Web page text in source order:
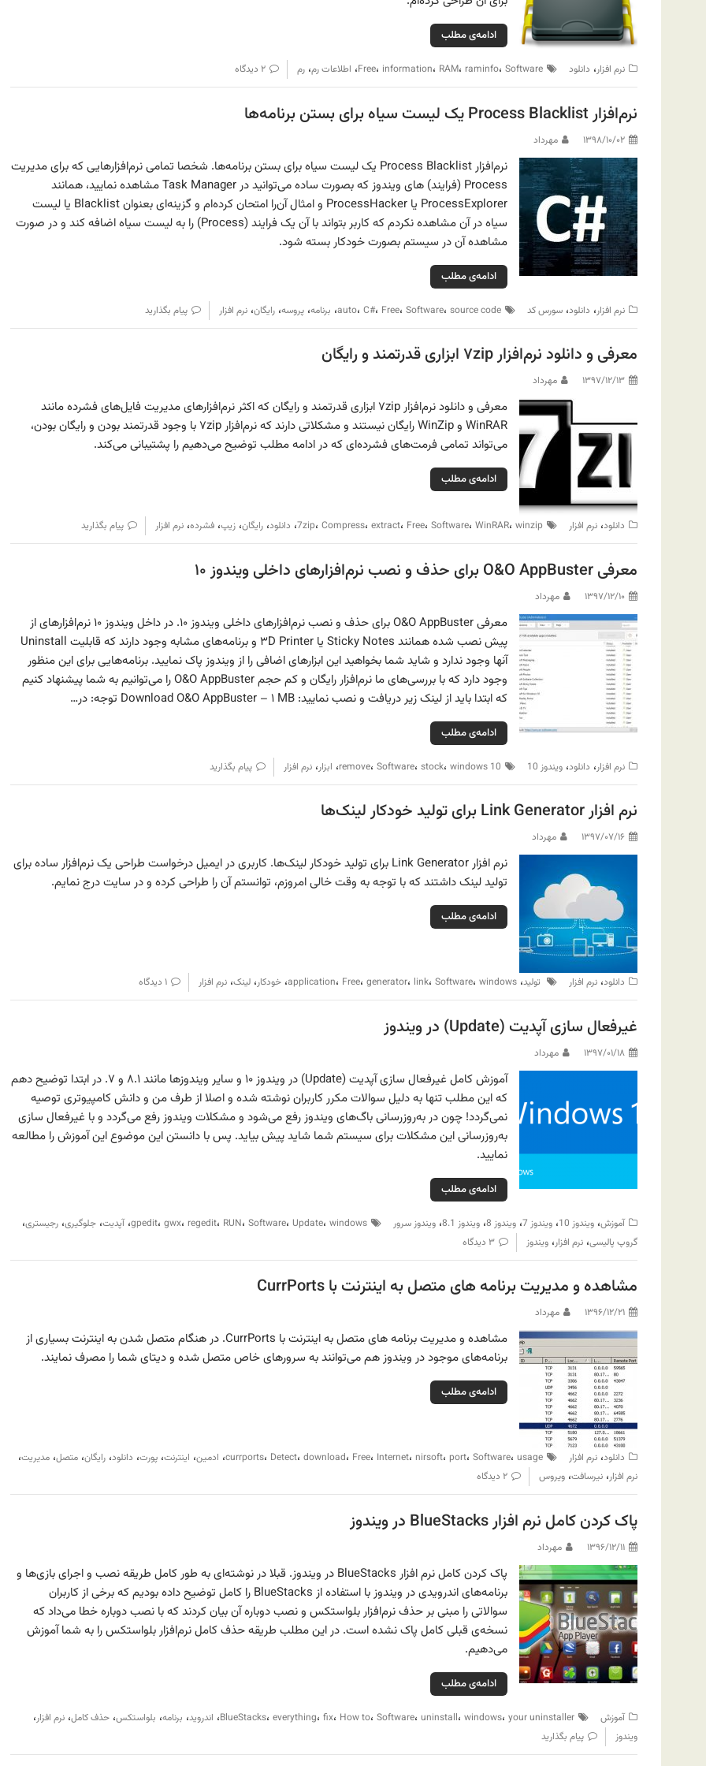
ادامه‌ی مطلب
نرم افزار، دانلود Free، information، RAM، raminfo، Software ، اطلاعات رم، رم ۲ دیدگاه
نرم‌افزار Process Blacklist یک لیست سیاه برای بستن برنامه‌ها
۱۳۹۸/۱۰/۰۲ مهرداد
نرم‌افزار Process Blacklist یک لیست سیاه برای بستن برنامه‌ها. شخصا تمامی نرم‌افزارهایی که برای مدیریت
Process (فرایند) های ویندوز که بصورت ساده می‌توانید در Task Manager مشاهده نمایید، همانند
ProcessExplorer یا ProcessHacker و امثال آن‌را امتحان کرده‌ام و گزینه‌ای بعنوان Blacklist یا لیست
سیاه در آن مشاهده نکردم که کاربر بتواند با آن یک فرایند (Process) را به لیست سیاه اضافه کند و در صورت
مشاهده آن در سیستم بصورت خودکار بسته شود.
ادامه‌ی مطلب
نرم افزار، دانلود، سورس کد auto، C#، Free، Software، source code ، برنامه، پروسه، رایگان، نرم افزار پیام بگذارید
معرفی و دانلود نرم‌افزار ۷zip ابزاری قدرتمند و رایگان
۱۳۹۷/۱۲/۱۳ مهرداد
معرفی و دانلود نرم‌افزار ۷zip ابزاری قدرتمند و رایگان که اکثر نرم‌افزارهای مدیریت فایل‌های فشرده مانند
WinRAR و WinZip رایگان نیستند و مشکلاتی دارند که نرم‌افزار ۷zip با وجود قدرتمند بودن و رایگان بودن،
می‌تواند تمامی فرمت‌های فشرده‌ای که در ادامه مطلب توضیح می‌دهیم را پشتیبانی می‌کند.
ادامه‌ی مطلب
دانلود، نرم افزار 7zip، Compress، extract، Free، Software، WinRAR، winzip ، دانلود، رایگان، زیپ، فشرده، نرم افزار پیام بگذارید
معرفی O&O AppBuster برای حذف و نصب نرم‌افزارهای داخلی ویندوز ۱۰
۱۳۹۷/۱۲/۱۰ مهرداد
معرفی O&O AppBuster برای حذف و نصب نرم‌افزارهای داخلی ویندوز ۱۰. در داخل ویندوز ۱۰ نرم‌افزارهای از
پیش نصب شده همانند Sticky Notes یا ۳D Printer و برنامه‌های مشابه وجود دارند که قابلیت Uninstall
آنها وجود ندارد و شاید شما بخواهید این ابزارهای اضافی را از ویندوز پاک نمایید. برنامه‌هایی برای این منظور
وجود دارد که با بررسی‌های ما نرم‌افزار رایگان و کم حجم O&O AppBuster را می‌توانیم به شما پیشنهاد کنیم
که ابتدا باید از لینک زیر دریافت و نصب نمایید: Download O&O AppBuster – ۱ MB توجه: در…
ادامه‌ی مطلب
نرم افزار، دانلود، ویندوز 10 remove، Software، stock، windows 10 ، ابزار، نرم افزار پیام بگذارید
نرم افزار Link Generator برای تولید خودکار لینک‌ها
۱۳۹۷/۰۷/۱۶ مهرداد
نرم افزار Link Generator برای تولید خودکار لینک‌ها. کاربری در ایمیل درخواست طراحی یک نرم‌افزار ساده برای
تولید لینک داشتند که با توجه به وقت خالی امروزم، توانستم آن را طراحی کرده و در سایت درج نمایم.
ادامه‌ی مطلب
دانلود، نرم افزار ‌ تولید، application، Free، generator، link، Software، windows ، خودکار، لینک، نرم افزار ۱ دیدگاه
غیرفعال سازی آپدیت (Update) در ویندوز
۱۳۹۷/۰۱/۱۸ مهرداد
آموزش کامل غیرفعال سازی آپدیت (Update) در ویندوز ۱۰ و سایر ویندوزها مانند ۸.۱ و ۷. در ابتدا توضیح دهم
که این مطلب تنها به دلیل سوالات مکرر کاربران نوشته شده و اصلا از طرف من و دانش کامپیوتری توصیه
نمی‌گردد! چون در به‌روزرسانی باگ‌های ویندوز رفع می‌شود و مشکلات ویندوز رفع می‌گردد و با غیرفعال سازی
به‌روزرسانی این مشکلات برای سیستم شما شاید پیش بیاید. پس با دانستن این موضوع این آموزش را مطالعه
نمایید.
ادامه‌ی مطلب
آموزش، ویندوز 10 ، ویندوز 7 ، ویندوز 8 ، ویندوز 8.1 ، ویندوز سرور gpedit، gwx، regedit، RUN، Software، Update، windows ،آپدیت، جلوگیری، رجیستری،
گروپ پالیسی، نرم افزار، ویندوز ۳ دیدگاه
مشاهده و مدیریت برنامه های متصل به اینترنت با CurrPorts
۱۳۹۶/۱۲/۲۱ مهرداد
مشاهده و مدیریت برنامه های متصل به اینترنت با CurrPorts. در هنگام متصل شدن به اینترنت بسیاری از
برنامه‌های موجود در ویندوز هم می‌توانند به سرورهای خاص متصل شده و دیتای شما را مصرف نمایند.
ادامه‌ی مطلب
دانلود، نرم افزار currports، Detect، download، Free، Internet، nirsoft، port، Software، usage ، ادمین، اینترنت، پورت، دانلود، رایگان، متصل، مدیریت،
نرم افزار، نیرسافت، ویروس ۲ دیدگاه
پاک کردن کامل نرم افزار BlueStacks در ویندوز
۱۳۹۶/۱۲/۱۱ مهرداد
پاک کردن کامل نرم افزار BlueStacks در ویندوز. قبلا در نوشته‌ای به طور کامل طریقه نصب و اجرای بازی‌ها و
برنامه‌های اندرویدی در ویندوز با استفاده از BlueStacks را کامل توضیح داده بودیم که برخی از کاربران
سوالاتی را مبنی بر حذف نرم‌افزار بلواستکس و نصب دوباره آن بیان کردند که با نصب دوباره خطا می‌داد که
نسخه‌ی قبلی کامل پاک نشده است. در این مطلب طریقه حذف کامل نرم‌افزار بلواستکس را به شما آموزش
می‌دهیم.
ادامه‌ی مطلب
آموزش BlueStacks، everything، fix، How to، Software، uninstall، windows، your uninstaller ، اندروید، برنامه، بلواستکس، حذف کامل، نرم افزار،
ویندوز پیام بگذارید